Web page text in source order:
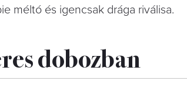
méltó és igencsak drága riválisa.
dobozban